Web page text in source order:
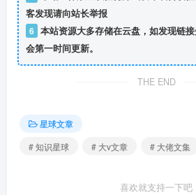
客发现请向站长举报
6 本站资源大多存储在云盘，如发现链
会第一时间更新。
THE END
星球文章
# 知识星球
# 大v文章 # 大佬文集
喜欢就支持一下吧